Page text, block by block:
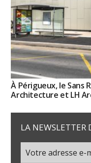
À Périgueux, le Sans
Architecture et LH
LA NEWSLETTER